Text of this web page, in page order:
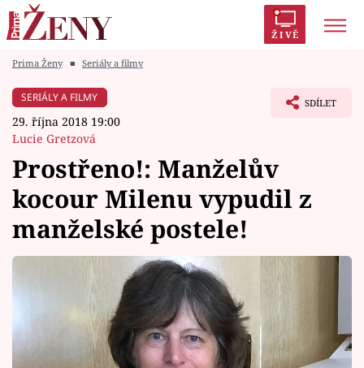
ŽIVĚ
Módní alarm
Témata
Celebrity
Vztahy
Seriály
Prima Ženy ■ Seriály a filmy
SERIÁLY A FILMY
29. října 2018 19:00
Lucie Gretzová
SDÍLET
Prostřeno!: Manželův
kocour Milenu vypudil z
manželské postele!